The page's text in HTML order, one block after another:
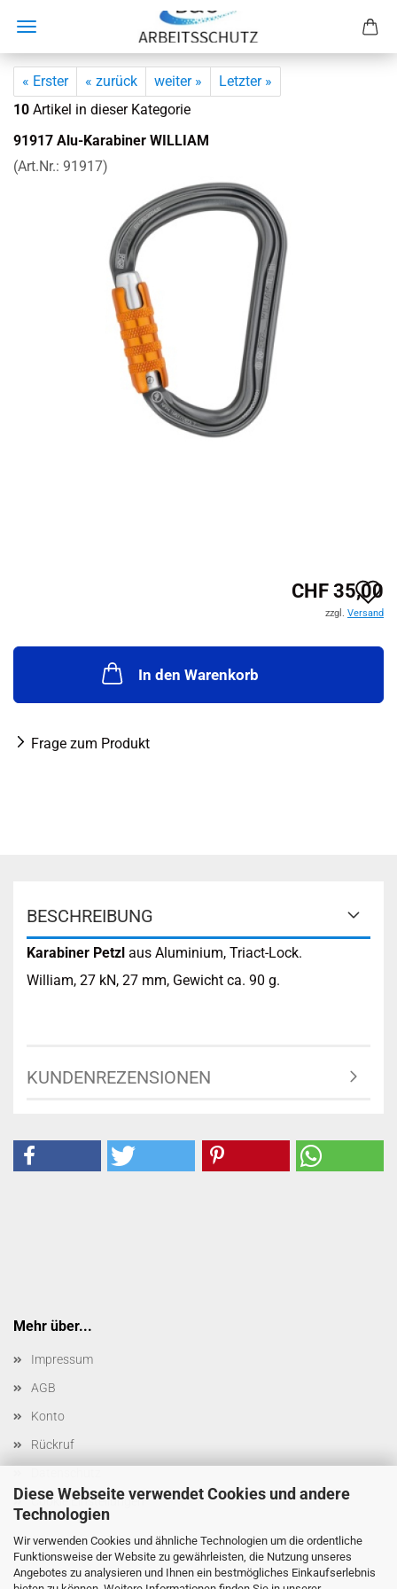
Diese Webseite verwendet Cookies und andere
Technologien
Wir verwenden Cookies und ähnliche Technologien um die ordentliche
Funktionsweise der Website zu gewährleisten, die Nutzung unseres
Angebotes zu analysieren und Ihnen ein bestmögliches Einkaufserlebnis
« Erster « zurück weiter »
Letzter »
10 Artikel in dieser Kategorie
91917 Alu-​Karabiner WIL­LIAM
(Art.Nr.: 91917)
CHF 35,00
zzgl. Versand
In den Warenkorb
Frage zum Produkt
BESCHREIBUNG
Karabiner Petzl aus Aluminium, Triact-Lock.
William, 27 kN, 27 mm, Gewicht ca. 90 g.
KUNDENREZENSIONEN
Mehr über...
Impressum
AGB
Konto
Rückruf
Cookie Einstellungen